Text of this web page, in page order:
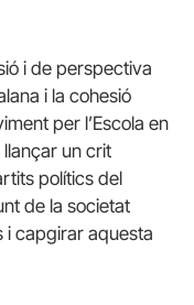
i de perspectiva
i la cohesió
per l’Escola en
llançar un crit
polítics del
de la societat
i capgirar aquesta